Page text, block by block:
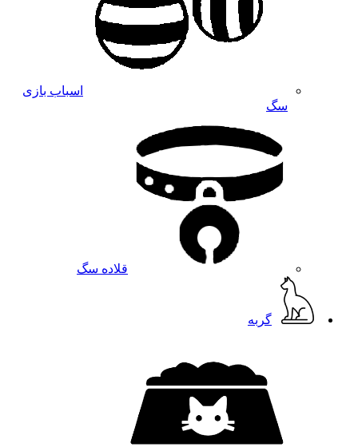
اسباب بازی
سگ
قلاده سگ
گربه